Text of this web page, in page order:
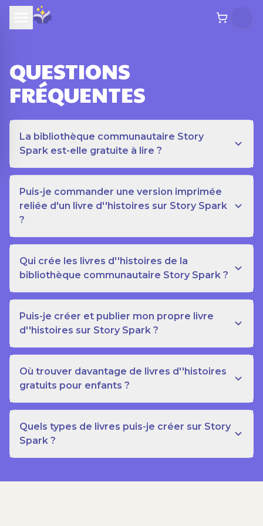
QUESTIONS
FRÉQUENTES
La bibliothèque communautaire Story
Spark est-elle gratuite à lire ?
Puis-je commander une version imprimée
reliée d'un livre d''histoires sur Story Spark
?
Qui crée les livres d''histoires de la
bibliothèque communautaire Story Spark ?
Puis-je créer et publier mon propre livre
d''histoires sur Story Spark ?
Où trouver davantage de livres d''histoires
gratuits pour enfants ?
Quels types de livres puis-je créer sur Story
Spark ?